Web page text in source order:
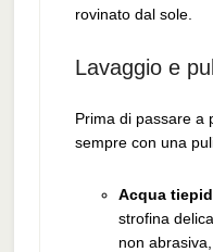
rovinato dal sole.
Lavaggio e
Prima di passare a
sempre con una
Acqua
strofina
non